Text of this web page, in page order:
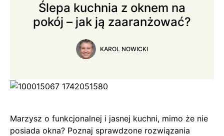
Ślepa kuchnia z oknem na
pokój – jak ją zaaranżować?
KAROL NOWICKI
Marzysz o funkcjonalnej i jasnej kuchni, mimo że nie
posiada okna? Poznaj sprawdzone rozwiązania